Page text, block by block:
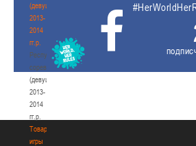
(девушки)
2013-
2014
гг.р.
Республиканские
соревнования
(девушки)
2013-
2014
гг.р.
Товарищеские
игры